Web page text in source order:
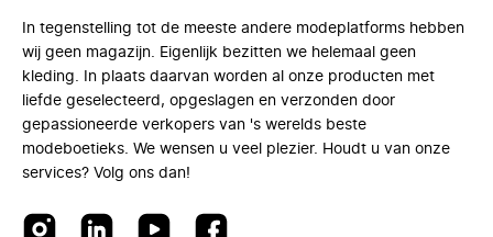
In tegenstelling tot de meeste andere modeplatforms hebben
wij geen magazijn. Eigenlijk bezitten we helemaal geen
kleding. In plaats daarvan worden al onze producten met
liefde geselecteerd, opgeslagen en verzonden door
gepassioneerde verkopers van 's werelds beste
modeboetieks. We wensen u veel plezier. Houdt u van onze
services? Volg ons dan!